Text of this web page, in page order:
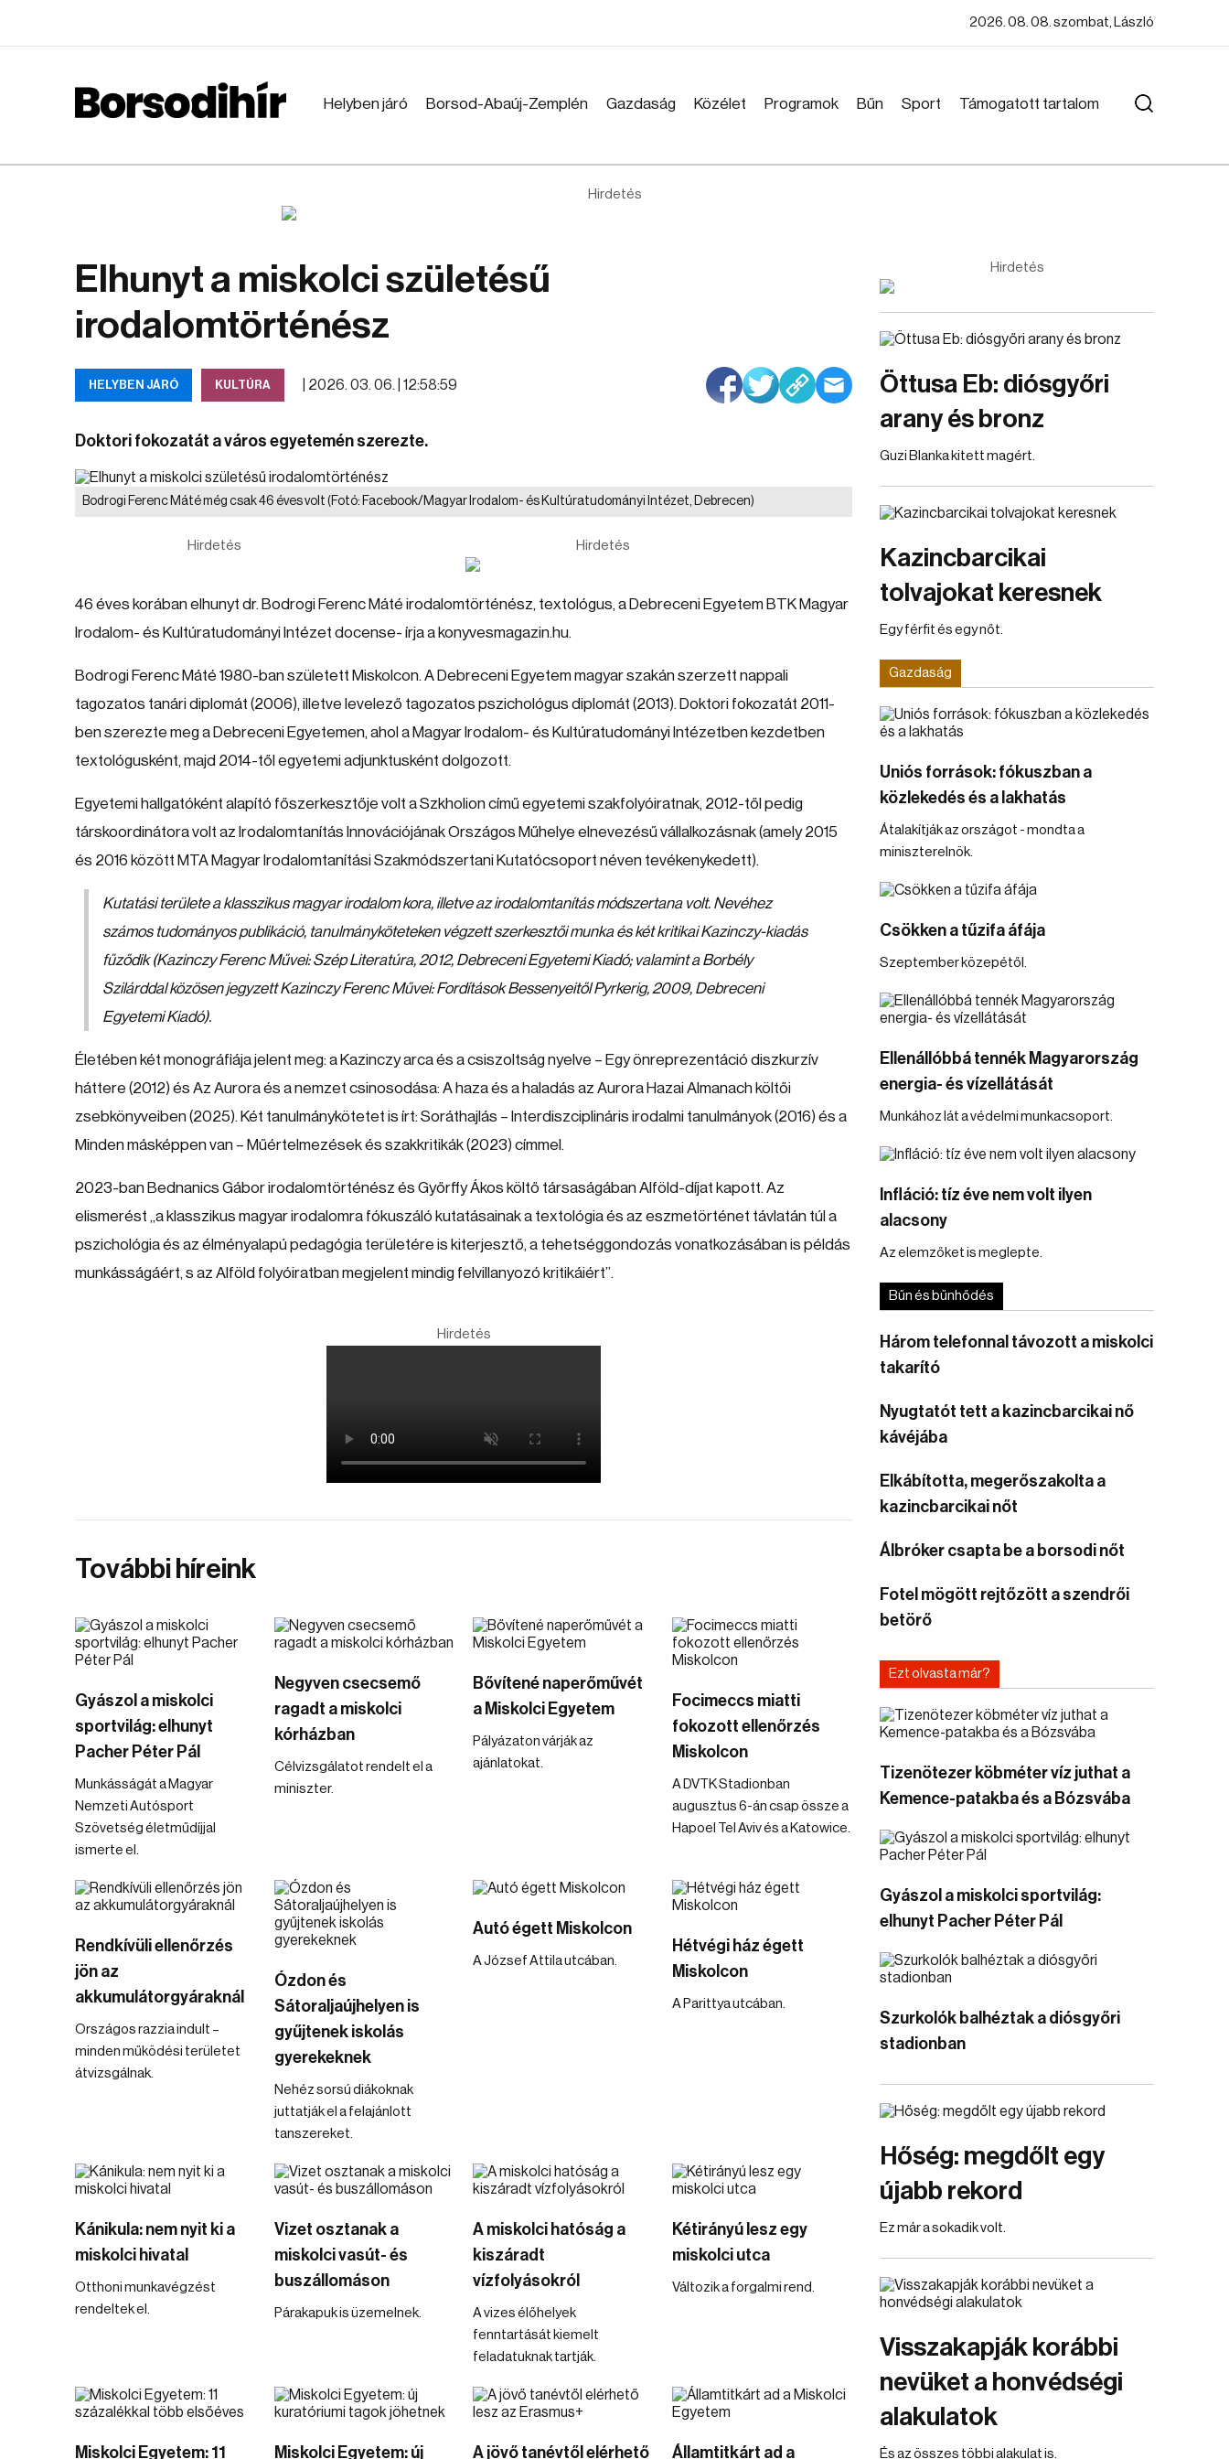
2026. 08. 08. szombat, László
Helyben járó Borsod-Abaúj-Zemplén Gazdaság Közélet Programok Bűn Sport Támogatott tartalom
Hirdetés
Elhunyt a miskolci születésű
irodalomtörténész
HELYBEN JÁRÓ KULTÚRA 2026. 03. 06. | 12:58:59
Doktori fokozatát a város egyetemén szerezte.
Bodrogi Ferenc Máté még csak 46 éves volt (Fotó: Facebook/Magyar Irodalom- és Kultúratudományi Intézet, Debrecen)
Hirdetés Hirdetés
46 éves korában elhunyt dr. Bodrogi Ferenc Máté irodalomtörténész, textológus, a Debreceni Egyetem BTK Magyar
Irodalom- és Kultúratudományi Intézet docense- írja a konyvesmagazin.hu.
Bodrogi Ferenc Máté 1980-ban született Miskolcon. A Debreceni Egyetem magyar szakán szerzett nappali
tagozatos tanári diplomát (2006), illetve levelező tagozatos pszichológus diplomát (2013). Doktori fokozatát 2011-
ben szerezte meg a Debreceni Egyetemen, ahol a Magyar Irodalom- és Kultúratudományi Intézetben kezdetben
textológusként, majd 2014-től egyetemi adjunktusként dolgozott.
Egyetemi hallgatóként alapító főszerkesztője volt a Szkholion című egyetemi szakfolyóiratnak, 2012-től pedig
társkoordinátora volt az Irodalomtanítás Innovációjának Országos Műhelye elnevezésű vállalkozásnak (amely 2015
és 2016 között MTA Magyar Irodalomtanítási Szakmódszertani Kutatócsoport néven tevékenykedett).
Kutatási területe a klasszikus magyar irodalom kora, illetve az irodalomtanítás módszertana volt. Nevéhez
számos tudományos publikáció, tanulmányköteteken végzett szerkesztői munka és két kritikai Kazinczy-kiadás
fűződik (Kazinczy Ferenc Művei: Szép Literatúra, 2012, Debreceni Egyetemi Kiadó; valamint a Borbély
Szilárddal közösen jegyzett Kazinczy Ferenc Művei: Fordítások Bessenyeitől Pyrkerig, 2009, Debreceni
Egyetemi Kiadó).
Életében két monográfiája jelent meg: a Kazinczy arca és a csiszoltság nyelve – Egy önreprezentáció diszkurzív
háttere (2012) és Az Aurora és a nemzet csinosodása: A haza és a haladás az Aurora Hazai Almanach költői
zsebkönyveiben (2025). Két tanulmánykötetet is írt: Soráthajlás – Interdiszciplináris irodalmi tanulmányok (2016) és a
Minden másképpen van – Műértelmezések és szakkritikák (2023) címmel.
2023-ban Bednanics Gábor irodalomtörténész és Győrffy Ákos költő társaságában Alföld-díjat kapott. Az
elismerést „a klasszikus magyar irodalomra fókuszáló kutatásainak a textológia és az eszmetörténet távlatán túl a
pszichológia és az élményalapú pedagógia területére is kiterjesztő, a tehetséggondozás vonatkozásában is példás
munkásságáért, s az Alföld folyóiratban megjelent mindig felvillanyozó kritikáiért”.
Hirdetés
További híreink
Gyászol a miskolci
sportvilág: elhunyt
Pacher Péter Pál
Munkásságát a Magyar
Nemzeti Autósport
Szövetség életműdíjjal
ismerte el.
Negyven csecsemő
ragadt a miskolci
kórházban
Célvizsgálatot rendelt el a
miniszter.
Bővítené naperőművét
a Miskolci Egyetem
Pályázaton várják az
ajánlatokat.
Focimeccs miatti
fokozott ellenőrzés
Miskolcon
A DVTK Stadionban
augusztus 6-án csap össze a
Hapoel Tel Aviv és a Katowice.
Rendkívüli ellenőrzés
jön az
akkumulátorgyáraknál
Országos razzia indult –
minden működési területet
átvizsgálnak.
Ózdon és
Sátoraljaújhelyen is
gyűjtenek iskolás
gyerekeknek
Nehéz sorsú diákoknak
juttatják el a felajánlott
tanszereket.
Autó égett Miskolcon
A József Attila utcában.
Hétvégi ház égett
Miskolcon
A Parittya utcában.
Kánikula: nem nyit ki a
miskolci hivatal
Otthoni munkavégzést
rendeltek el.
Vizet osztanak a
miskolci vasút- és
buszállomáson
Párakapuk is üzemelnek.
A miskolci hatóság a
kiszáradt
vízfolyásokról
A vizes élőhelyek
fenntartását kiemelt
feladatuknak tartják.
Kétirányú lesz egy
miskolci utca
Változik a forgalmi rend.
Miskolci Egyetem: 11
Miskolci Egyetem: új
A jövő tanévtől elérhető
Államtitkárt ad a
Hirdetés
Öttusa Eb: diósgyőri
arany és bronz
Guzi Blanka kitett magért.
Kazincbarcikai
tolvajokat keresnek
Egy férfit és egy nőt.
Gazdaság
Uniós források: fókuszban a
közlekedés és a lakhatás
Átalakítják az országot - mondta a
miniszterelnök.
Csökken a tűzifa áfája
Szeptember közepétől.
Ellenállóbbá tennék Magyarország
energia- és vízellátását
Munkához lát a védelmi munkacsoport.
Infláció: tíz éve nem volt ilyen
alacsony
Az elemzőket is meglepte.
Bűn és bűnhődés
Három telefonnal távozott a miskolci
takarító
Nyugtatót tett a kazincbarcikai nő
kávéjába
Elkábította, megerőszakolta a
kazincbarcikai nőt
Álbróker csapta be a borsodi nőt
Fotel mögött rejtőzött a szendrői
betörő
Ezt olvasta már?
Tizenötezer köbméter víz juthat a
Kemence-patakba és a Bózsvába
Gyászol a miskolci sportvilág:
elhunyt Pacher Péter Pál
Szurkolók balhéztak a diósgyőri
stadionban
Hőség: megdőlt egy
újabb rekord
Ez már a sokadik volt.
Visszakapják korábbi
nevüket a honvédségi
alakulatok
És az összes többi alakulat is.